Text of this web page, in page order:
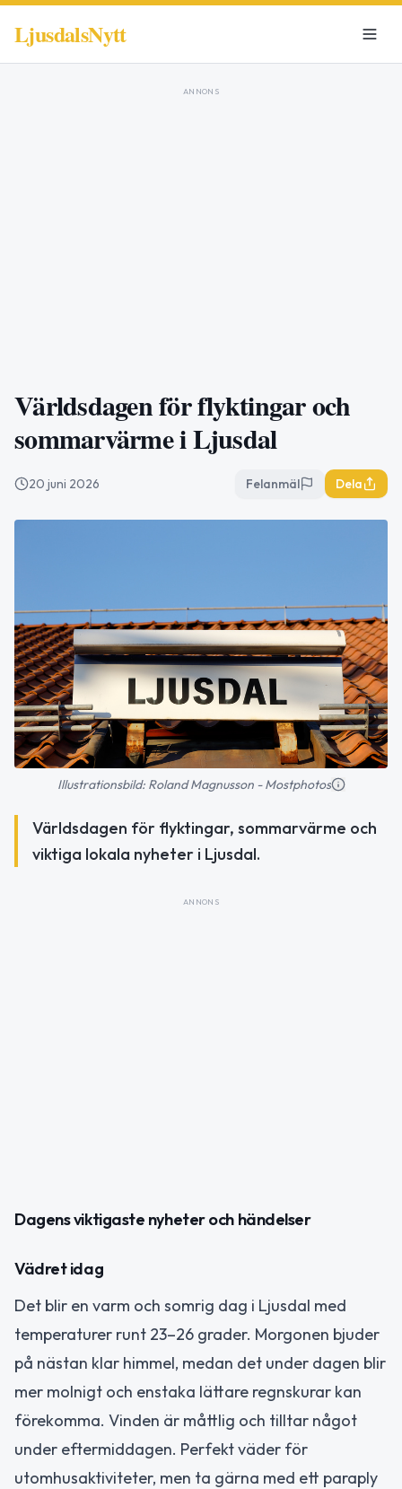
LjusdalsNytt
ANNONS
Världsdagen för flyktingar och
sommarvärme i Ljusdal
20 juni 2026 Felanmäl Dela
Illustrationsbild: Roland Magnusson - Mostphotos
Världsdagen för flyktingar, sommarvärme och
viktiga lokala nyheter i Ljusdal.
ANNONS
Dagens viktigaste nyheter och händelser
Vädret idag
Det blir en varm och somrig dag i Ljusdal med
temperaturer runt 23–26 grader. Morgonen bjuder
på nästan klar himmel, medan det under dagen blir
mer molnigt och enstaka lättare regnskurar kan
förekomma. Vinden är måttlig och tilltar något
under eftermiddagen. Perfekt väder för
utomhusaktiviteter, men ta gärna med ett paraply